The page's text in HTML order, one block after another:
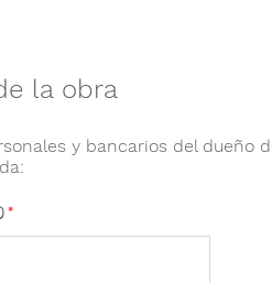
la obra
y bancarios del dueño